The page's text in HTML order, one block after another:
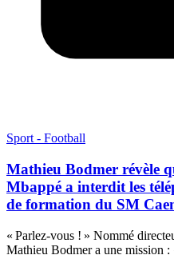
Sport - Football
Mathieu Bodmer révèle
Mbappé a interdit les
de formation du SM
« Parlez-vous ! » Nommé
Mathieu Bodmer a une mission